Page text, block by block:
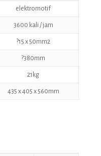
elektromotif
3600 kali / jam
?15 x 50mm2
?380mm
21kg
435 x 405 x 560mm